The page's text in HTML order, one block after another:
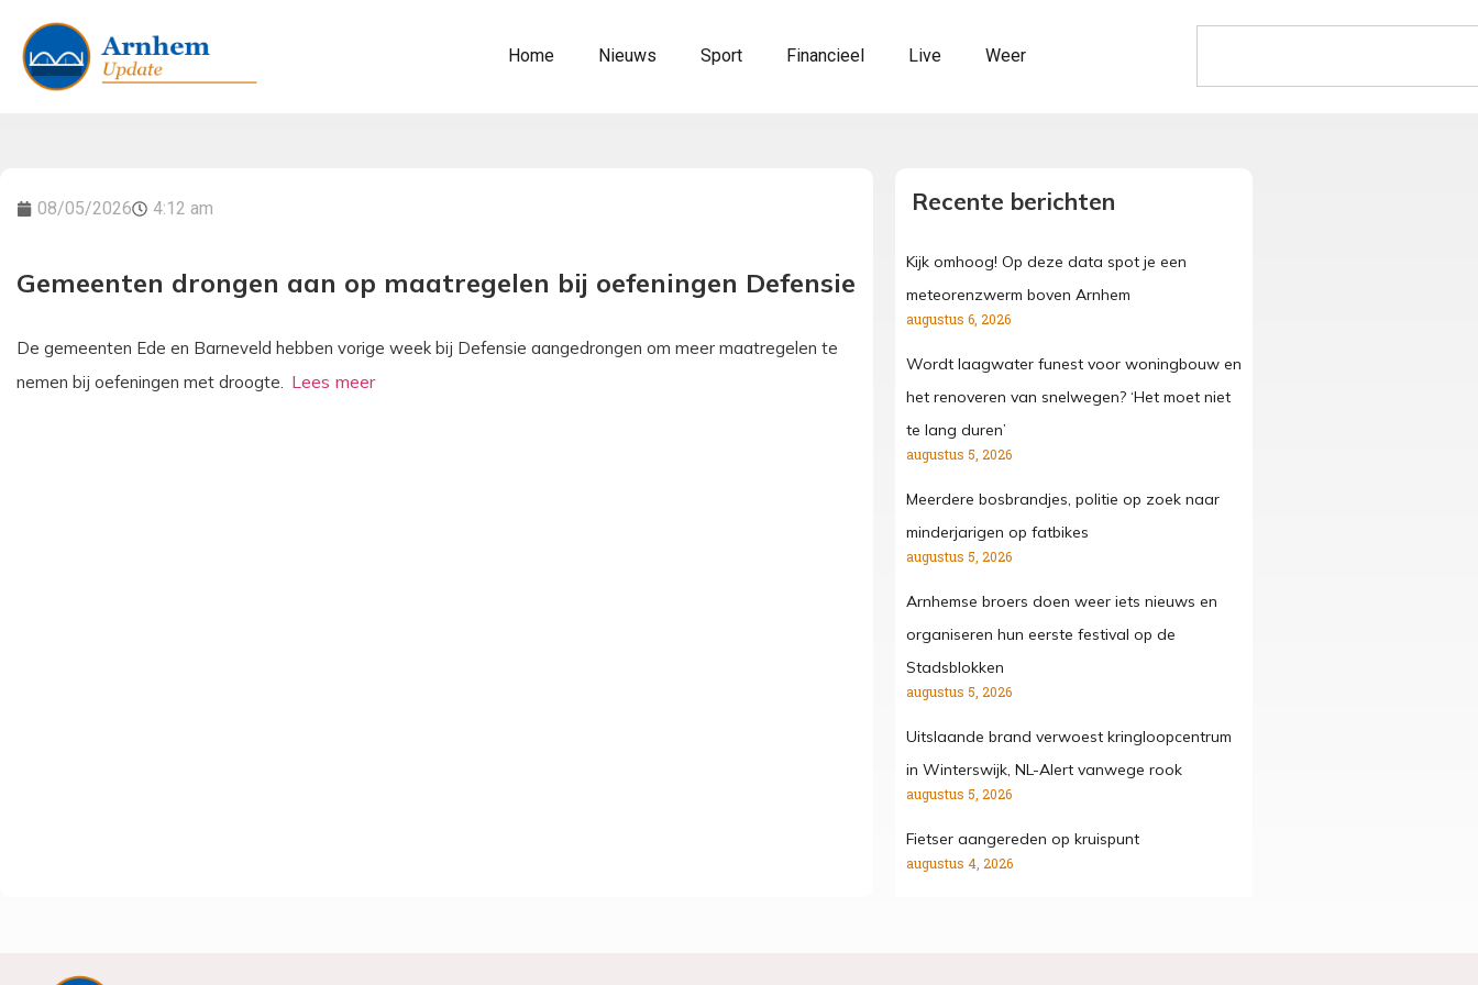
Home Nieuws Sport Financieel Live Weer
08/05/2026 4:12 am
Gemeenten drongen aan op maatregelen bij oefeningen Defensie
De gemeenten Ede en Barneveld hebben vorige week bij Defensie aangedrongen om meer maatregelen te
nemen bij oefeningen met droogte.
Recente berichten
Kijk omhoog! Op deze data spot je een
meteorenzwerm boven Arnhem
augustus 6, 2026
Wordt laagwater funest voor woningbouw en
het renoveren van snelwegen? ‘Het moet niet
te lang duren’
augustus 5, 2026
Meerdere bosbrandjes, politie op zoek naar
minderjarigen op fatbikes
augustus 5, 2026
Arnhemse broers doen weer iets nieuws en
organiseren hun eerste festival op de
Stadsblokken
augustus 5, 2026
Uitslaande brand verwoest kringloopcentrum
in Winterswijk, NL-Alert vanwege rook
augustus 5, 2026
Fietser aangereden op kruispunt
augustus 4, 2026